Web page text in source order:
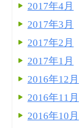
2017年4月
2017年3月
2017年2月
2017年1月
2016年12月
2016年11月
2016年10月